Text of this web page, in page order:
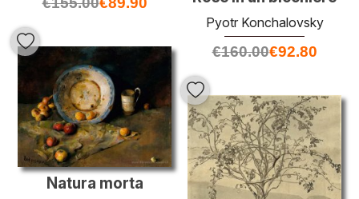
Pyotr Konchalovsky
€160.00€92.80
Natura morta